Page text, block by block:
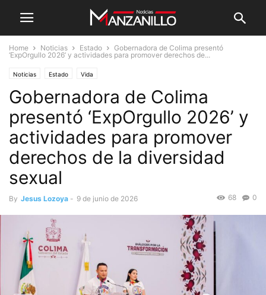
Home Noticias Estado
Gobernadora de Colima presentó
‘ExpOrgullo 2026’ y actividades para promover derechos de...
Noticias Estado Vida
Gobernadora de Colima
presentó ‘ExpOrgullo 2026’ y
actividades para promover
derechos de la diversidad
sexual
By Jesus Lozoya - 9 de junio de 2026 0
68